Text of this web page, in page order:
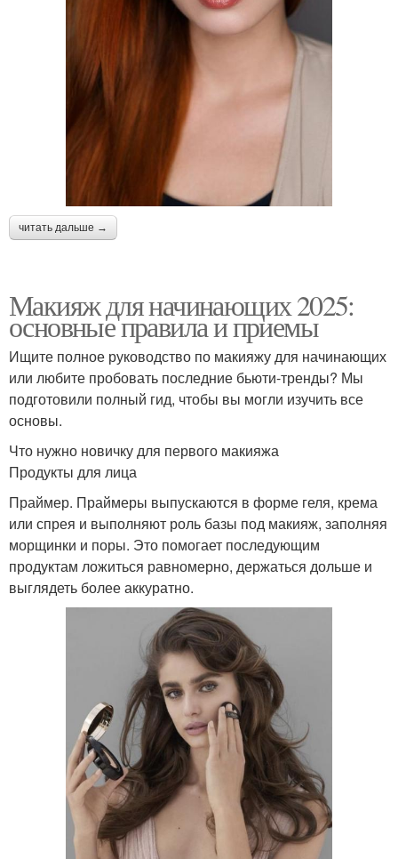
читать дальше →
Макияж для начинающих 2025:
основные правила и приемы
Ищите полное руководство по макияжу для начинающих
или любите пробовать последние бьюти-тренды? Мы
подготовили полный гид, чтобы вы могли изучить все
основы.
Что нужно новичку для первого макияжа
Продукты для лица
Праймер. Праймеры выпускаются в форме геля, крема
или спрея и выполняют роль базы под макияж, заполняя
морщинки и поры. Это помогает последующим
продуктам ложиться равномерно, держаться дольше и
выглядеть более аккуратно.